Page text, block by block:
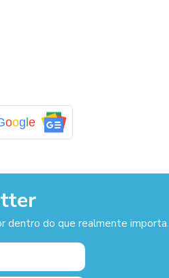
oog le
dentro do que realmente importa.